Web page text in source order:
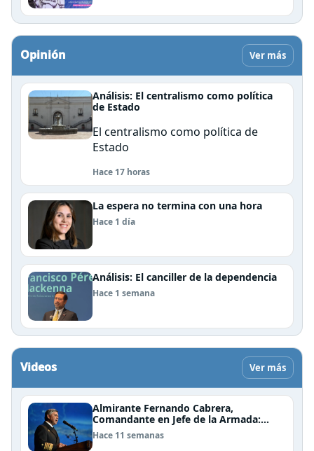
Opinión Ver más
Análisis: El centralismo como política
de Estado
El centralismo como política de
Estado
Hace 17 horas
La espera no termina con una hora
Hace 1 día
Análisis: El canciller de la dependencia
Hace 1 semana
Videos Ver más
Almirante Fernando Cabrera,
Comandante en Jefe de la Armada:
"Somos una nación Americana,
Polinésica y Antártica; bioceánica y
Hace 11 semanas